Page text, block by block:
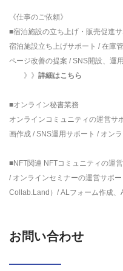
《仕事のご依頼》
■宿泊施設の立ち上げ・販売促進
宿泊施設立ち上げサポート / 在庫
ページ改善の提案 / SNS開設、運
》》 詳細はこちら
■オンライン秘書業務
オンラインコミュニティの運営サ
画作成 / SNS運用サポート / オン
■NFT関連 NFTコミュニティの運
/ オンラインセミナーの運営サポ
Collab.Land）/ ALフォーム作成、
お問い合わせ